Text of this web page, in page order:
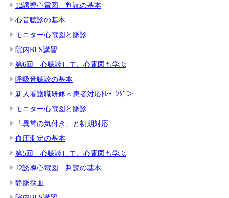
12誘導心電図 判読の基本
心音聴診の基本
モニター心電図と脈診
院内BLS講習
第6回 心聴診して、心電図も学ぶ
呼吸音聴診の基本
新人看護職研修＜患者対応ﾄﾚｰﾆﾝｸﾞ＞
モニター心電図と脈診
「異常の気付き」と初期対応
血圧測定の基本
第5回 心聴診して、心電図も学ぶ
12誘導心電図 判読の基本
静脈採血